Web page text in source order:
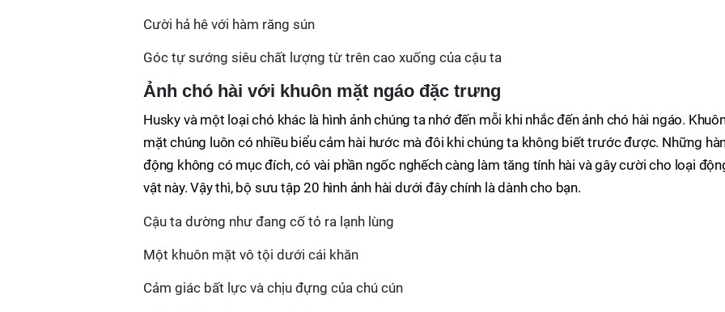
Cười hả hê với hàm răng sún
Góc tự sướng siêu chất lượng từ trên cao xuống của cậu ta
Ảnh chó hài với khuôn mặt ngáo đặc trưng
Husky và một loại chó khác là hình ảnh chúng ta nhớ đến mỗi khi nhắc đến ảnh chó hài ngáo.
mặt chúng luôn có nhiều biểu cảm hài hước mà đôi khi chúng ta không biết trước được. Những
động không có mục đích, có vài phần ngốc nghếch càng làm tăng tính hài và gây cười cho loại
vật này. Vậy thì, bộ sưu tập 20 hình ảnh hài dưới đây chính là dành cho bạn.
Cậu ta dường như đang cố tỏ ra lạnh lùng
Một khuôn mặt vô tội dưới cái khăn
Cảm giác bất lực và chịu đựng của chú cún